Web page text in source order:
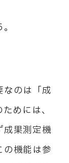
なのは「成
めには、
成果測定機
機能は参